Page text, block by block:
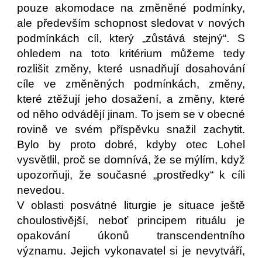
pouze akomodace na změněné podmínky,
ale především schopnost sledovat v nových
podmínkách cíl, který „zůstává stejný“. S
ohledem na toto kritérium můžeme tedy
rozlišit změny, které usnadňují dosahování
cíle ve změněných podmínkách, změny,
které ztěžují jeho dosažení, a změny, které
od něho odvádějí jinam. To jsem se v obecné
rovině ve svém příspěvku snažil zachytit.
Bylo by proto dobré, kdyby otec Lohel
vysvětlil, proč se domnívá, že se mýlím, když
upozorňuji, že současné „prostředky“ k cíli
nevedou.
V oblasti posvátné liturgie je situace ještě
choulostivější, neboť principem rituálu je
opakování úkonů transcendentního
významu. Jejich vykonavatel si je nevytváří,